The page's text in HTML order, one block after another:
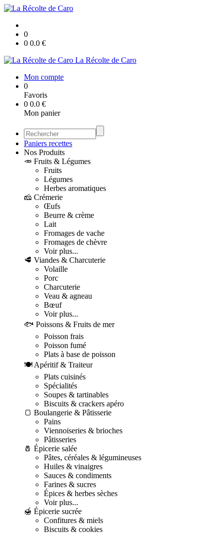
0
0 0.0 €
La Récolte de Caro
Mon compte
0
Favoris
0 0.0 €
Mon panier
Paniers recettes
Nos Produits
🥕 Fruits & Légumes
Fruits
Légumes
Herbes aromatiques
🧀 Crémerie
Œufs
Beurre & crème
Lait
Fromages de vache
Fromages de chèvre
Voir plus...
🥩 Viandes & Charcuterie
Volaille
Porc
Charcuterie
Veau & agneau
Bœuf
Voir plus...
🐟 Poissons & Fruits de mer
Poisson frais
Poisson fumé
Plats à base de poisson
🍽️ Apéritif & Traiteur
Plats cuisinés
Spécialités
Soupes & tartinables
Biscuits & crackers apéro
🍞 Boulangerie & Pâtisserie
Pains
Viennoiseries & brioches
Pâtisseries
🧂 Épicerie salée
Pâtes, céréales & légumineuses
Huiles & vinaigres
Sauces & condiments
Farines & sucres
Épices & herbes sèches
Voir plus...
🍯 Épicerie sucrée
Confitures & miels
Biscuits & cookies